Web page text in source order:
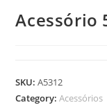
Acessório
SKU:A5312
Category:Acessórios